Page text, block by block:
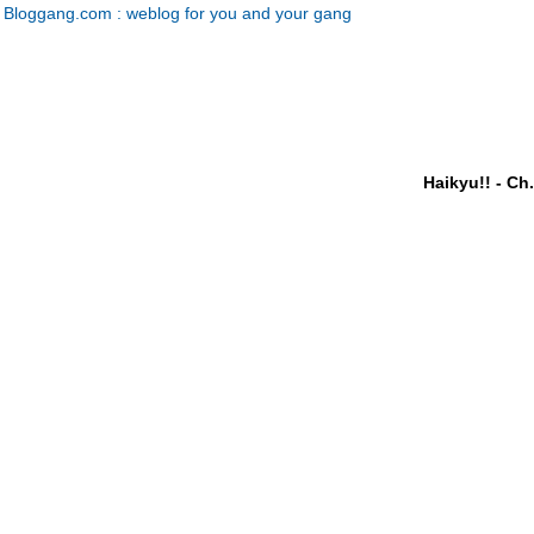
Bloggang.com : weblog for you and your gang
Haikyu!! -